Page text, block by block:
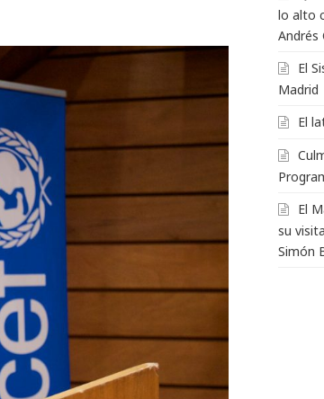
lo alto
Andrés
El
Madrid
El
El
su
Simón